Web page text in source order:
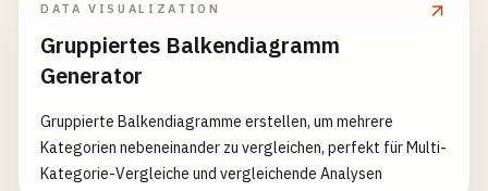
DATA VISUALIZATION
Gruppiertes Balkendiagramm
Generator
Gruppierte Balkendiagramme erstellen, um mehrere
Kategorien nebeneinander zu vergleichen, perfekt für Multi-
Kategorie-Vergleiche und vergleichende Analysen